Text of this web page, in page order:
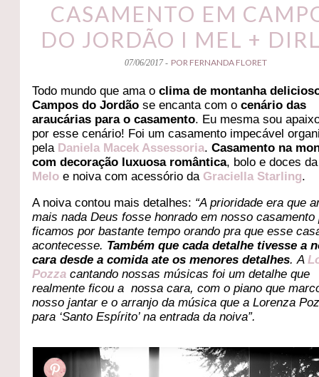
CASAMENTO EM
DO JORDÃO I MEL +
07/06/2017 - POR FERNANDA FLORET
Todo mundo que ama oclima de montanha
Campos do Jordão se encanta com ocenário das
araucárias para o casamento. Eu mesma sou
por esse cenário! Foi um casamento impecável
pela Daniela Macek Assessoria.Casamento na
com decoração luxuosa romântica, bolo e doces
Melo e noiva com acessório da Graciella Starling.
A noiva contou mais detalhes: “A prioridade era que
mais nada Deus fosse honrado em nosso casamento
ficamos por bastante tempo orando pra que esse
acontecesse. Também que cada detalhe tivesse a
cara desde a comida ate os menores detalhes. A
Pozza cantando nossas músicas foi um detalhe que
realmente ficou a nossa cara, com o piano que
nosso jantar e o arranjo da música que a Lorenza
para ‘Santo Espírito’ na entrada da noiva”.